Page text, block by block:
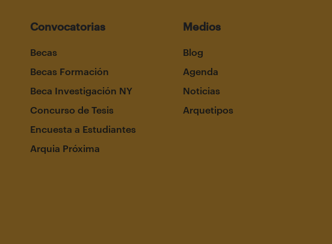
Convocatorias
Becas
Becas Formación
Beca Investigación NY
Concurso de Tesis
Encuesta a Estudiantes
Arquia Próxima
Medios
Blog
Agenda
Noticias
Arquetipos